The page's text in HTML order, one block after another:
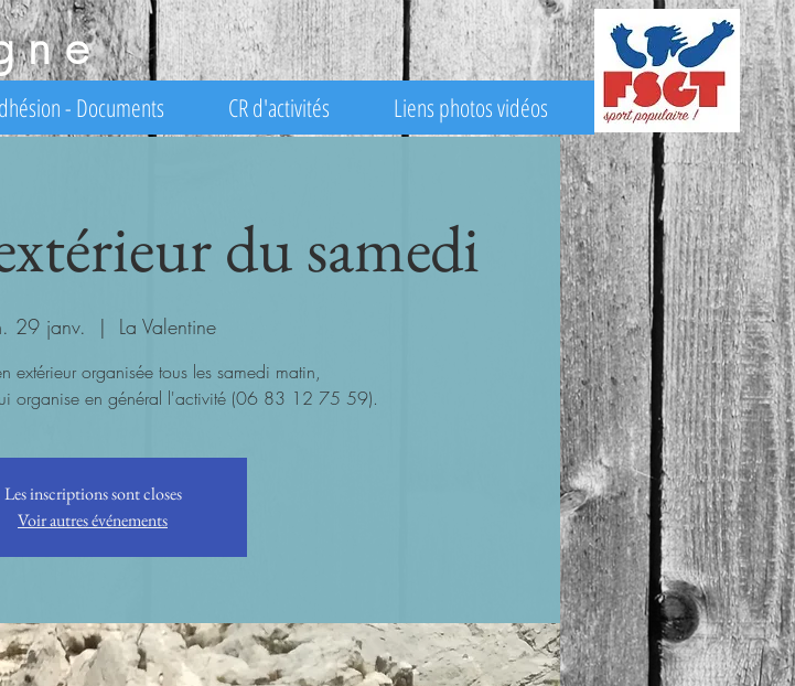
- Documents CR d'activités Liens photos vidéos
du samedi
29 janv.
  |
La Valentine
extérieur organisée tous les samedi matin,
organise en général l'activité (06 83 12 75 59).
Les inscriptions sont closes
Voir autres événements